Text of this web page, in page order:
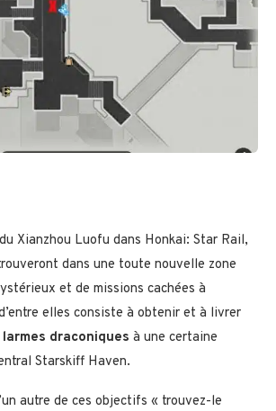
Xianzhou Luofu dans Honkai: Star Rail,
dans une toute nouvelle zone
et de missions cachées à
elles consiste à obtenir et à livrer
draconiques à une certaine
Starskiff Haven.
autre de ces objectifs « trouvez-le